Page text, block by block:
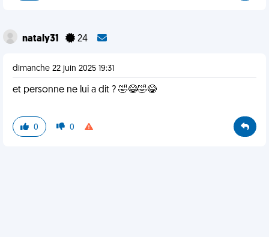
nataly31 24
dimanche 22 juin 2025 19:31
et personne ne lui a dit ? 🤣😂🤣😂
0 0